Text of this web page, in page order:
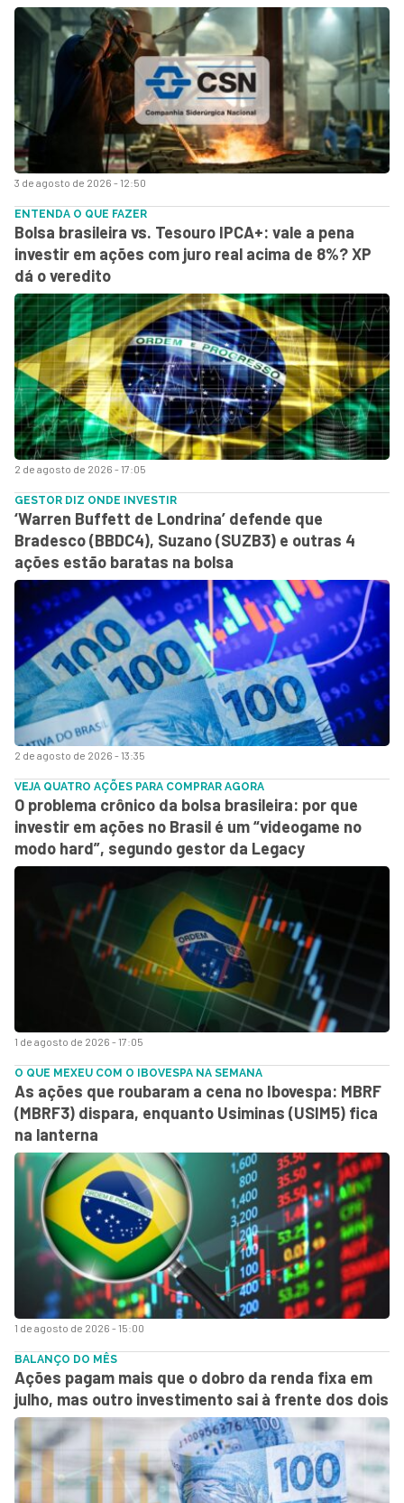
3 de agosto de 2026 - 12:50
2 de agosto de 2026 - 17:05
ENTENDA O QUE FAZER
Bolsa brasileira vs. Tesouro IPCA+: vale a pena
investir em ações com juro real acima de 8%? XP
dá o veredito
2 de agosto de 2026 - 13:35
GESTOR DIZ ONDE INVESTIR
‘Warren Buffett de Londrina’ defende que
Bradesco (BBDC4), Suzano (SUZB3) e outras 4
ações estão baratas na bolsa
1 de agosto de 2026 - 17:05
VEJA QUATRO AÇÕES PARA COMPRAR AGORA
O problema crônico da bolsa brasileira: por que
investir em ações no Brasil é um “videogame no
modo hard”, segundo gestor da Legacy
1 de agosto de 2026 - 15:00
O QUE MEXEU COM O IBOVESPA NA SEMANA
As ações que roubaram a cena no Ibovespa: MBRF
(MBRF3) dispara, enquanto Usiminas (USIM5) fica
na lanterna
BALANÇO DO MÊS
Ações pagam mais que o dobro da renda fixa em
julho, mas outro investimento sai à frente dos dois